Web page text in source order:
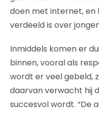
doen met internet, en
verdeeld is over
Inmiddels komen er
binnen, vooral als
wordt er veel gebeld,
daarvan verwacht hij
succesvol wordt. “De